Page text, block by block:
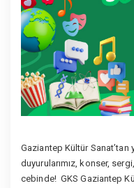
Gaziantep Kültür Sanat’tan
duyurularımız, konser,
cebinde! GKS Gaziantep